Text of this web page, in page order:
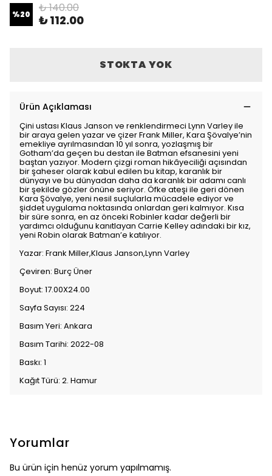
%20 ₺ 140.00
₺ 112.00
STOKTA YOK
Ürün Açıklaması
Çini ustası Klaus Janson ve renklendirmeci Lynn Varley ile
bir araya gelen yazar ve çizer Frank Miller, Kara Şövalye’nin
emekliye ayrılmasından 10 yıl sonra, yozlaşmış bir
Gotham’da geçen bu destan ile Batman efsanesini yeni
baştan yazıyor. Modern çizgi roman hikâyeciliği açısından
bir şaheser olarak kabul edilen bu kitap, karanlık bir
dünyayı ve bu dünyadan daha da karanlık bir adamı canlı
bir şekilde gözler önüne seriyor. Öfke ateşi ile geri dönen
Kara Şövalye, yeni nesil suçlularla mücadele ediyor ve
şiddet uygulama noktasında onlardan geri kalmıyor. Kısa
bir süre sonra, en az önceki Robinler kadar değerli bir
yardımcı olduğunu kanıtlayan Carrie Kelley adındaki bir kız,
yeni Robin olarak Batman’e katılıyor.
Yazar: Frank Miller,Klaus Janson,Lynn Varley
Çeviren: Burç Üner
Boyut: 17.00X24.00
Sayfa Sayısı: 224
Basım Yeri: Ankara
Basım Tarihi: 2022-08
Baskı: 1
Kağıt Türü: 2. Hamur
Yorumlar
Bu ürün için henüz yorum yapılmamış.